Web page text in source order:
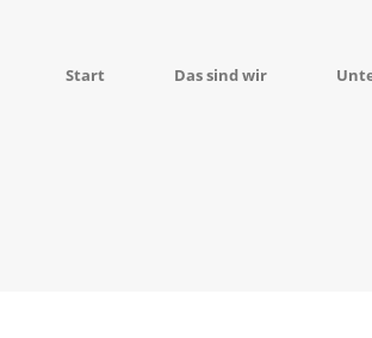
Start Das sind wir